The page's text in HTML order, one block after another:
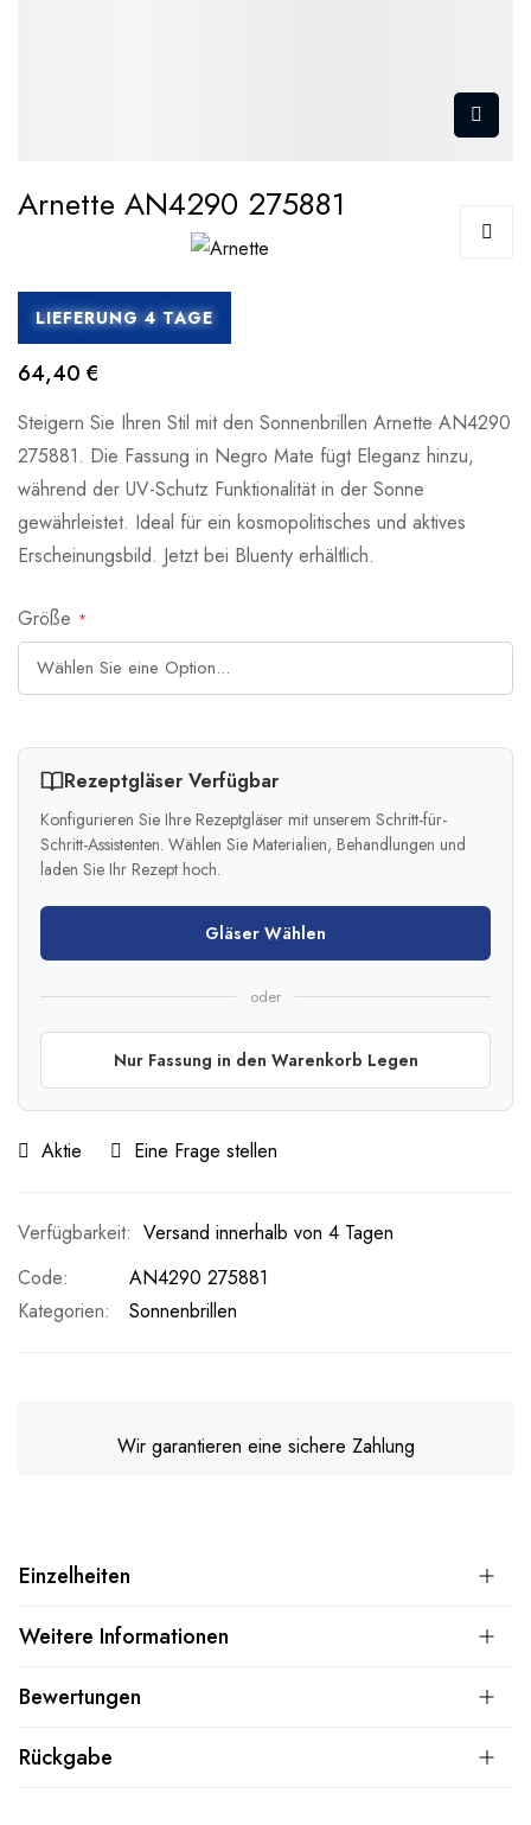
Arnette AN4290 275881
LIEFERUNG 4 TAGE
64,40 €
Steigern Sie Ihren Stil mit den Sonnenbrillen Arnette AN4290
275881. Die Fassung in Negro Mate fügt Eleganz hinzu,
während der UV-Schutz Funktionalität in der Sonne
gewährleistet. Ideal für ein kosmopolitisches und aktives
Erscheinungsbild. Jetzt bei Bluenty erhältlich.
Größe
Rezeptgläser Verfügbar
Konfigurieren Sie Ihre Rezeptgläser mit unserem Schritt-für-
Schritt-Assistenten. Wählen Sie Materialien, Behandlungen und
laden Sie Ihr Rezept hoch.
Gläser Wählen
oder
Nur Fassung in den Warenkorb Legen
Aktie Eine Frage stellen
Versand innerhalb von 4 Tagen
Code
AN4290 275881
Kategorien:
Sonnenbrillen
Wir garantieren eine sichere Zahlung
Einzelheiten
Weitere Informationen
Bewertungen
Rückgabe